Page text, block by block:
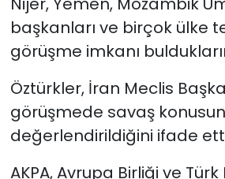
başkanları ve birçok ülke
görüşme imkanı
Öztürkler, İran Meclis
görüşmede savaş
değerlendirildiğini ifade
AKPA, Avrupa Birliği ve